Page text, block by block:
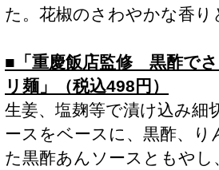
た。花椒のさわやかな香
■「重慶飯店監修 黒酢で
リ麺」（税込498円）
生姜、塩麹等で漬け込み
ースをベースに、黒酢、
た黒酢あんソースともや